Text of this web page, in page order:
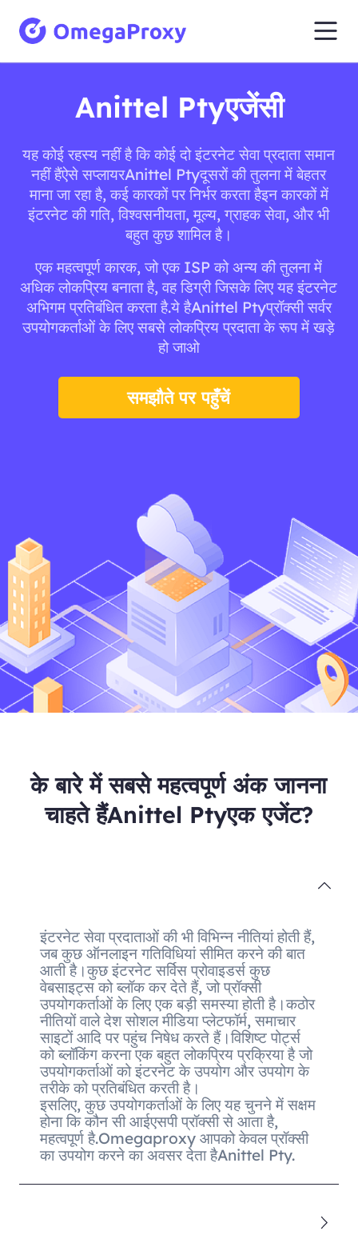
Anittel Ptyएजेंसी
यह कोई रहस्य नहीं है कि कोई दो इंटरनेट सेवा प्रदाता समान
नहीं हैंऐसे सप्लायरAnittel Ptyदूसरों की तुलना में बेहतर
माना जा रहा है, कई कारकों पर निर्भर करता हैइन कारकों में
इंटरनेट की गति, विश्वसनीयता, मूल्य, ग्राहक सेवा, और भी
बहुत कुछ शामिल है।
एक महत्वपूर्ण कारक, जो एक ISP को अन्य की तुलना में
अधिक लोकप्रिय बनाता है, वह डिग्री जिसके लिए यह इंटरनेट
अभिगम प्रतिबंधित करता है.ये हैAnittel Ptyप्रॉक्सी सर्वर
उपयोगकर्ताओं के लिए सबसे लोकप्रिय प्रदाता के रूप में खड़े
हो जाओ
समझौते पर पहुँचें
के बारे में सबसे महत्वपूर्ण अंक जानना
चाहते हैंAnittel Ptyएक एजेंट?
इंटरनेट सेवा प्रदाताओं की भी विभिन्न नीतियां होती हैं,
जब कुछ ऑनलाइन गतिविधियां सीमित करने की बात
आती है।कुछ इंटरनेट सर्विस प्रोवाइडर्स कुछ
वेबसाइट्स को ब्लॉक कर देते हैं, जो प्रॉक्सी
उपयोगकर्ताओं के लिए एक बड़ी समस्या होती है।कठोर
नीतियों वाले देश सोशल मीडिया प्लेटफॉर्म, समाचार
साइटों आदि पर पहुंच निषेध करते हैं।विशिष्ट पोर्ट्स
को ब्लॉकिंग करना एक बहुत लोकप्रिय प्रक्रिया है जो
उपयोगकर्ताओं को इंटरनेट के उपयोग और उपयोग के
तरीके को प्रतिबंधित करती है।
इसलिए, कुछ उपयोगकर्ताओं के लिए यह चुनने में सक्षम
होना कि कौन सी आईएसपी प्रॉक्सी से आता है,
महत्वपूर्ण है.Omegaproxy आपको केवल प्रॉक्सी
का उपयोग करने का अवसर देता हैAnittel Pty.